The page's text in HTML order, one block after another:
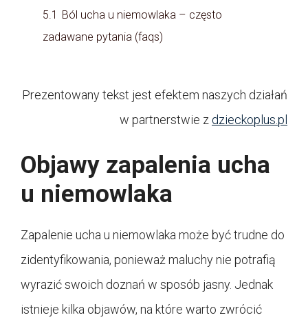
5.1
Ból ucha u niemowlaka – często
zadawane pytania (faqs)
Prezentowany tekst jest efektem naszych działań
w partnerstwie z dzieckoplus.pl
Objawy zapalenia ucha
u niemowlaka
Zapalenie ucha u niemowlaka może być trudne do
zidentyfikowania, ponieważ maluchy nie potrafią
wyrazić swoich doznań w sposób jasny. Jednak
istnieje kilka objawów, na które warto zwrócić